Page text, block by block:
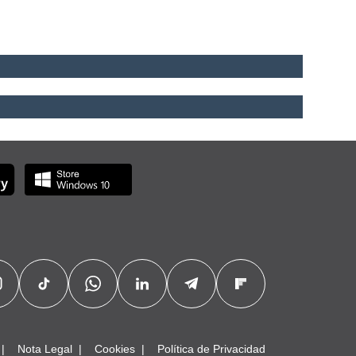
Nota Legal Cookies Política de Privacidad